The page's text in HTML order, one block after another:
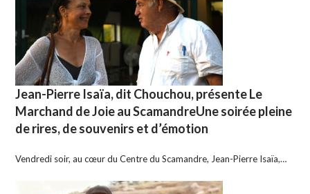
Jean-Pierre Isaïa, dit Chouchou, présente Le
Marchand de Joie au ScamandreUne soirée pleine
de rires, de souvenirs et d’émotion
Vendredi soir, au cœur du Centre du Scamandre, Jean-Pierre Isaïa,…